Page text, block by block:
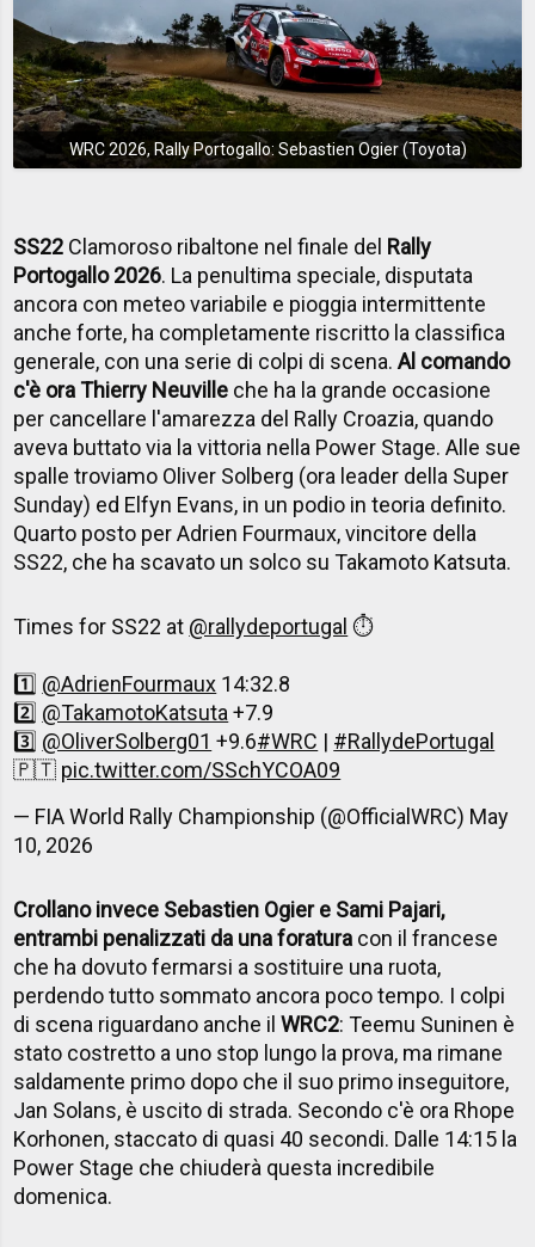
WRC 2026, Rally Portogallo: Sebastien Ogier (Toyota)
SS22 Clamoroso ribaltone nel finale del Rally
Portogallo 2026. La penultima speciale, disputata
ancora con meteo variabile e pioggia intermittente
anche forte, ha completamente riscritto la classifica
generale, con una serie di colpi di scena.Al comando
c'è ora Thierry Neuville che ha la grande occasione
per cancellare l'amarezza del Rally Croazia, quando
aveva buttato via la vittoria nella Power Stage. Alle sue
spalle troviamo Oliver Solberg (ora leader della Super
Sunday) ed Elfyn Evans, in un podio in teoria definito.
Quarto posto per Adrien Fourmaux, vincitore della
SS22, che ha scavato un solco su Takamoto Katsuta.
Times for SS22 at @rallydeportugal ⏱️
1️⃣ @AdrienFourmaux 14:32.8
2️⃣ @TakamotoKatsuta +7.9
3️⃣ @OliverSolberg01 +9.6#WRC | #RallydePortugal
🇵🇹 pic.twitter.com/SSchYCOA09
— FIA World Rally Championship (@OfficialWRC) May
10, 2026
Crollano invece Sebastien Ogier e Sami Pajari,
entrambi penalizzati da una foratura con il francese
che ha dovuto fermarsi a sostituire una ruota,
perdendo tutto sommato ancora poco tempo. I colpi
di scena riguardano anche ilWRC2: Teemu Suninen è
stato costretto a uno stop lungo la prova, ma rimane
saldamente primo dopo che il suo primo inseguitore,
Jan Solans, è uscito di strada. Secondo c'è ora Rhope
Korhonen, staccato di quasi 40 secondi. Dalle 14:15 la
Power Stage che chiuderà questa incredibile
domenica.